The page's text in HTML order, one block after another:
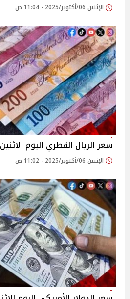
الإثنين 06/أكتوبر/2025 - 11:04 ص
سعر الريال القطري اليوم الاثنين 6/10/2025
الإثنين 06/أكتوبر/2025 - 11:02 ص